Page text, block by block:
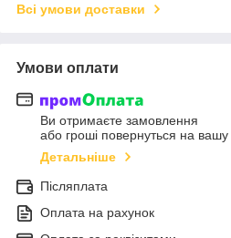
Всі умови доставки
Умови оплати
Ви отримаєте замовлення
або гроші повернуться на вашу
Детальніше
Післяплата
Оплата на рахунок